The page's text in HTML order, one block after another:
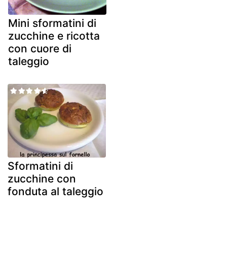
Mini sformatini di
zucchine e ricotta
con cuore di
taleggio
Sformatini di
zucchine con
fonduta al taleggio